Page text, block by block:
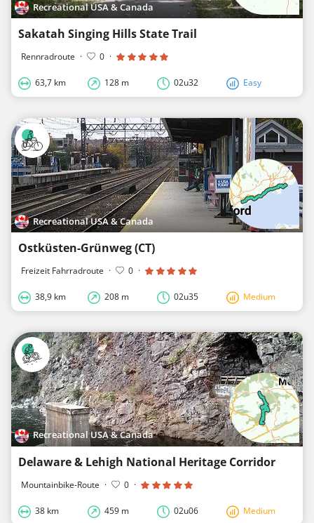
Recreational USA & Canada
Sakatah Singing Hills State Trail
Rennradroute · 0 ·
63,7 km 128 m 02u32 Easy
Recreational USA & Canada
Ostküsten-Grünweg (CT)
Freizeit Fahrradroute · 0 ·
38,9 km 208 m 02u35 Medium
Recreational USA & Canada
Delaware & Lehigh National Heritage Corridor
Mountainbike-Route · 0 ·
38 km 459 m 02u06 Medium